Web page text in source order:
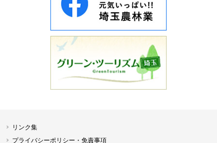
リンク集
プライバシーポリシー・免責事項